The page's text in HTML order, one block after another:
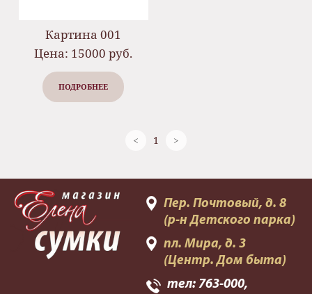
Картина 001
Цена: 15000 руб.
ПОДРОБНЕЕ
< 1 >
Пер. Почтовый, д. 8
(р-н Детского парка)
пл. Мира, д. 3
(Центр. Дом быта)
тел: 763-000,